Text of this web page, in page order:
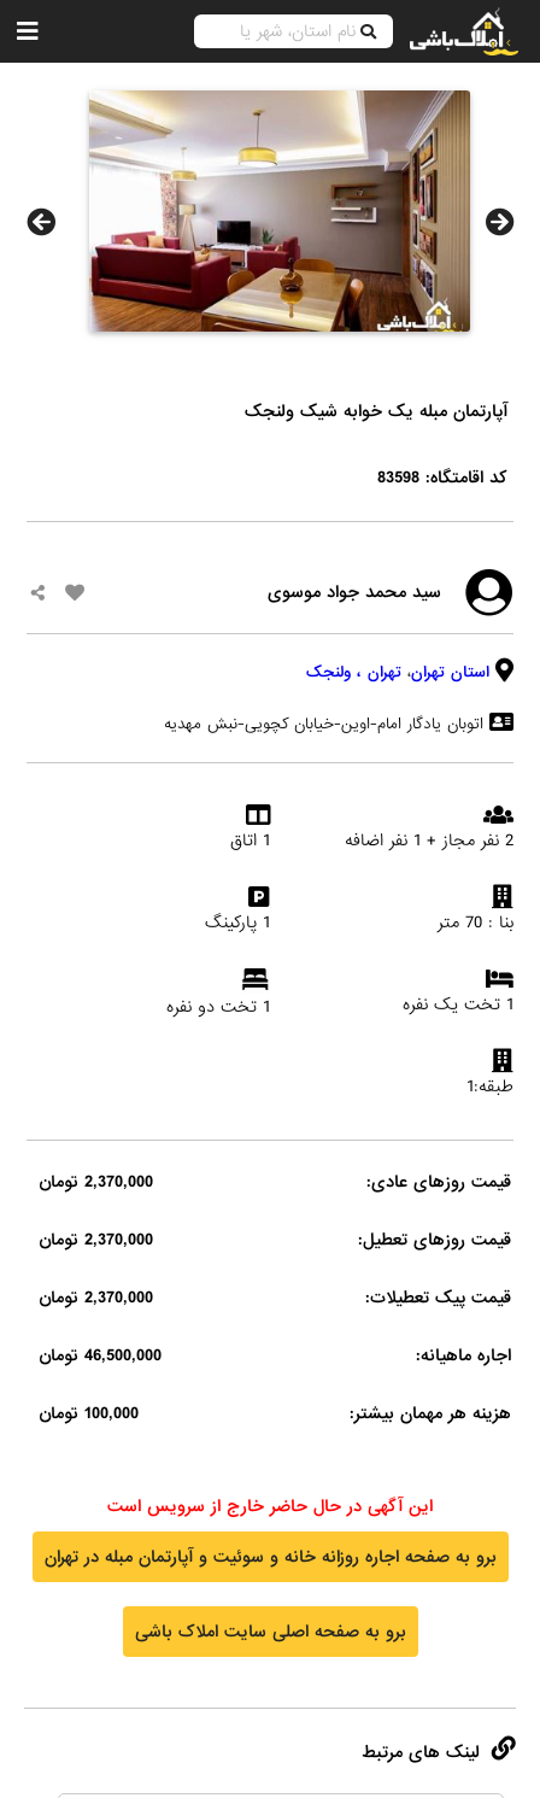
آپارتمان مبله یک خوابه شیک ولنجک
کد اقامتگاه: 83598
سید محمد جواد موسوی
استان تهران، تهران ، ولنجک
اتوبان یادگار امام-اوین-خیابان کچویی-نبش مهدیه
2 نفر مجاز + 1 نفر اضافه 1 اتاق
بنا : 70 متر 1 پارکینگ
1 تخت یک نفره 1 تخت دو نفره
طبقه:1
قیمت روزهای عادی: 2,370,000 تومان
قیمت روزهای تعطیل: 2,370,000 تومان
قیمت پیک تعطیلات: 2,370,000 تومان
اجاره ماهیانه: 46,500,000 تومان
هزینه هر مهمان بیشتر: 100,000 تومان
این آگهی در حال حاضر خارج از سرویس است
برو به صفحه اجاره روزانه خانه و سوئیت و آپارتمان مبله در تهران
برو به صفحه اصلی سایت املاک باشی
لینک های مرتبط